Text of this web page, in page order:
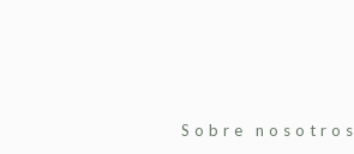
Sobre nosotros